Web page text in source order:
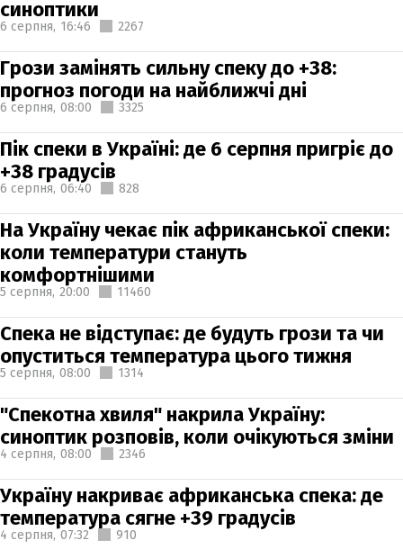
синоптики
6 серпня, 16:46 2267
Грози замінять сильну спеку до +38:
прогноз погоди на найближчі дні
6 серпня, 08:00 3325
Пік спеки в Україні: де 6 серпня пригріє до
+38 градусів
6 серпня, 06:40 828
На Україну чекає пік африканської спеки:
коли температури стануть
комфортнішими
5 серпня, 20:00 11460
Спека не відступає: де будуть грози та чи
опуститься температура цього тижня
5 серпня, 08:00 1314
"Спекотна хвиля" накрила Україну:
синоптик розповів, коли очікуються зміни
4 серпня, 08:00 2346
Україну накриває африканська спека: де
температура сягне +39 градусів
4 серпня, 07:32 910